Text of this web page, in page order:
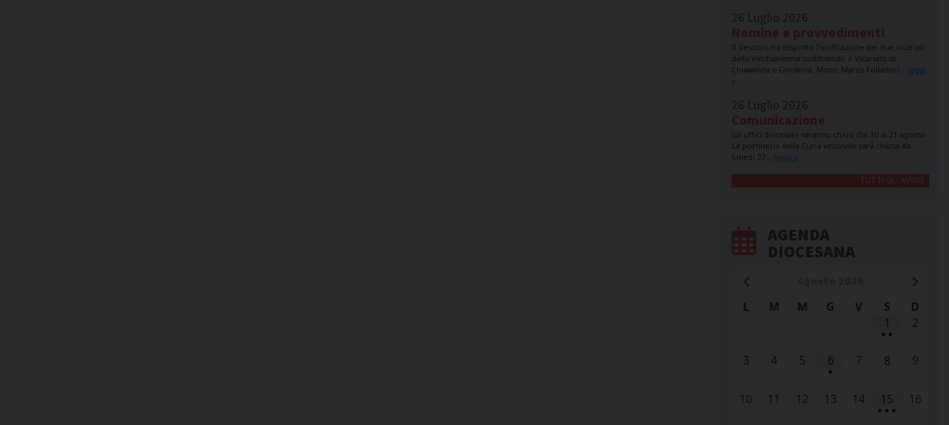
26 Luglio 2026
Nomine e provvedimenti
Il Vescovo ha disposto l’unificazione dei due vicariati
della Valchiavenna costituendo il Vicariato di
Chiavenna e Gordona. Mons. Marco Folladori… leggi
»
26 Luglio 2026
Comunicazione
Gli uffici diocesani saranno chiusi dal 10 al 21 agosto.
La portineria della Curia vescovile sarà chiusa da
lunedì 27… leggi »
TUTTI GLI AVVISI
AGENDA
DIOCESANA
L
M M G V S
D
1
• •
2
3 4 5 6
•
7 8 9
10 11 12 13 14 15
• • •
16